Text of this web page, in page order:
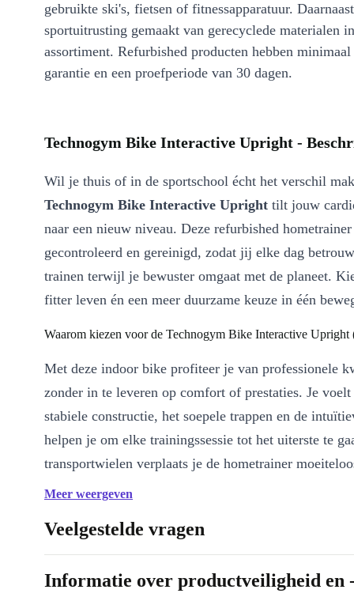
gebruikte ski's, fietsen of fitnessapparatuur.
sportuitrusting gemaakt van gerecyclede materialen
assortiment. Refurbished producten hebben minimaal
garantie en een proefperiode van 30 dagen.
Technogym Bike Interactive Upright -
Wil je thuis of in de sportschool écht het verschil
Technogym Bike Interactive Upright tilt jouw
naar een nieuw niveau. Deze refurbished
gecontroleerd en gereinigd, zodat jij elke dag
trainen terwijl je bewuster omgaat met de planeet.
fitter leven én een meer duurzame keuze in één
Waarom kiezen voor de Technogym Bike Interactive Upright
Met deze indoor bike profiteer je van professionele
zonder in te leveren op comfort of prestaties. Je
stabiele constructie, het soepele trappen en de
helpen je om elke trainingssessie tot het uiterste te
transportwielen verplaats je de hometrainer
woonkamer tot fitnesshoek.
Belangrijkste voordelen
Ergonomisch ontwerp: Het zadel en stuur pas je eenvoudig
Meer weergeven
Veelgestelde vragen
Informatie over productveiligheid en